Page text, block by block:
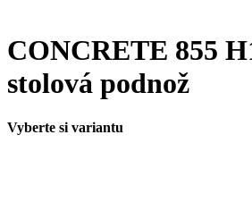
CONCRETE 855
stolová podnož
Vyberte si variantu